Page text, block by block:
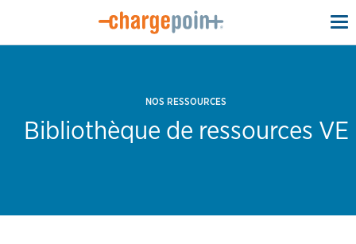
NOS RESSOURCES
Bibliothèque de ressources VE